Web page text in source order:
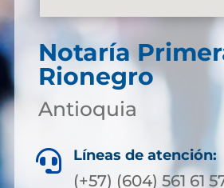
Notaría
Rionegro
Antioquia
 Líneas de atención:
(+57) (604) 561 61